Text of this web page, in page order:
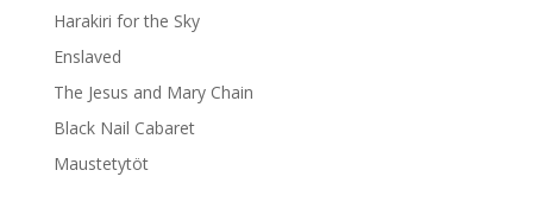
Harakiri for the Sky
Enslaved
The Jesus and Mary Chain
Black Nail Cabaret
Maustetytöt